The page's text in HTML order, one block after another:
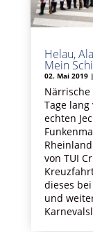
Helau,
Mein
02. Mai 2019|
Tage
echten
von TUI
dieses
und